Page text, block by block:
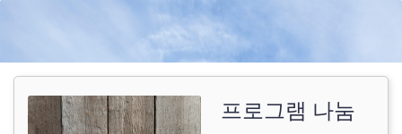
프로그램 나눔